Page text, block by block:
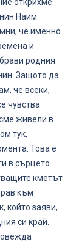
Наим
че именно
и
родния
Защото да
че всеки,
чувства
живели в
тук,
Това е
в сърцето
кметът
към
който заяви,
си край.